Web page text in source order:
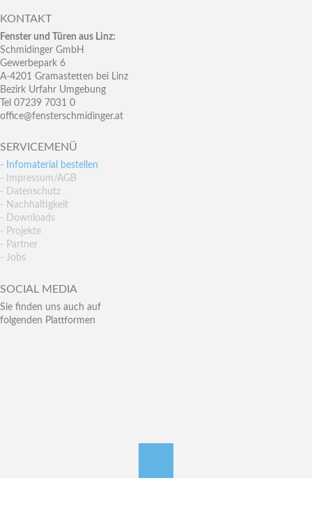
KONTAKT
Fenster und Türen aus Linz:
Schmidinger GmbH
Gewerbepark 6
A-4201 Gramastetten bei Linz
Bezirk Urfahr Umgebung
Tel 07239 7031 0
office@fensterschmidinger.at
SERVICEMENÜ
- Infomaterial bestellen
- Impressum/AGB
- Datenschutz
- Nachhaltigkeit
- Downloads
- Projekte
- Partner
- Jobs
SOCIAL MEDIA
Sie finden uns auch auf
folgenden Plattformen